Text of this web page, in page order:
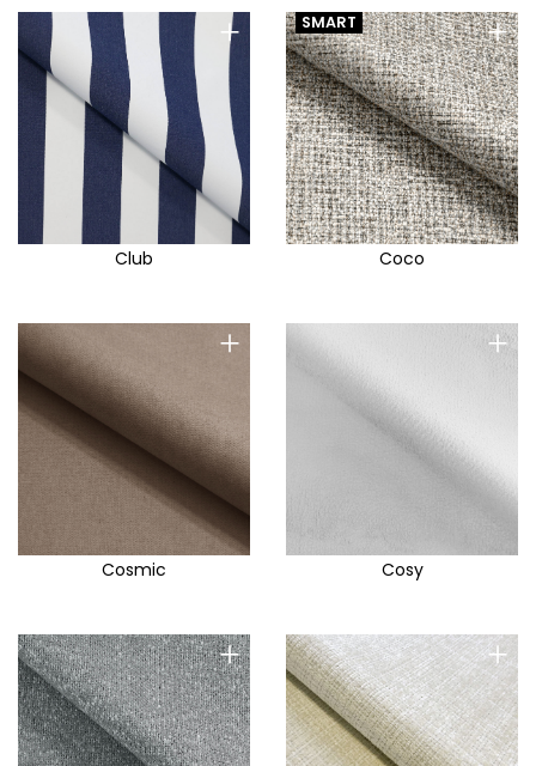
+
Club
+
SMART
Coco
+
Cosmic
+
Cosy
+ +